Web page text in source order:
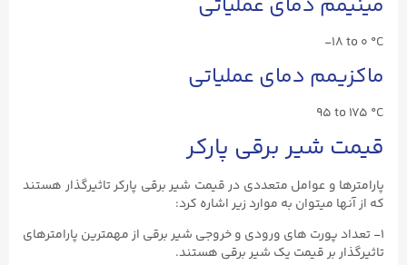
مینیمم دمای عملیاتی
-18 to 0 °C
ماکزیمم دمای عملیاتی
95 to 175 °C
قیمت شیر برقی پارکر
پارامترها و عوامل متعددی در قیمت شیر برقی پارکر تاثیرگذار هستند
که از آنها میتوان به موارد زیر اشاره کرد:
۱- تعداد پورت های ورودی و خروجی شیر برقی از مهمترین پارامترهای
تاثیرگذار بر قیمت یک شیر برقی هستند.